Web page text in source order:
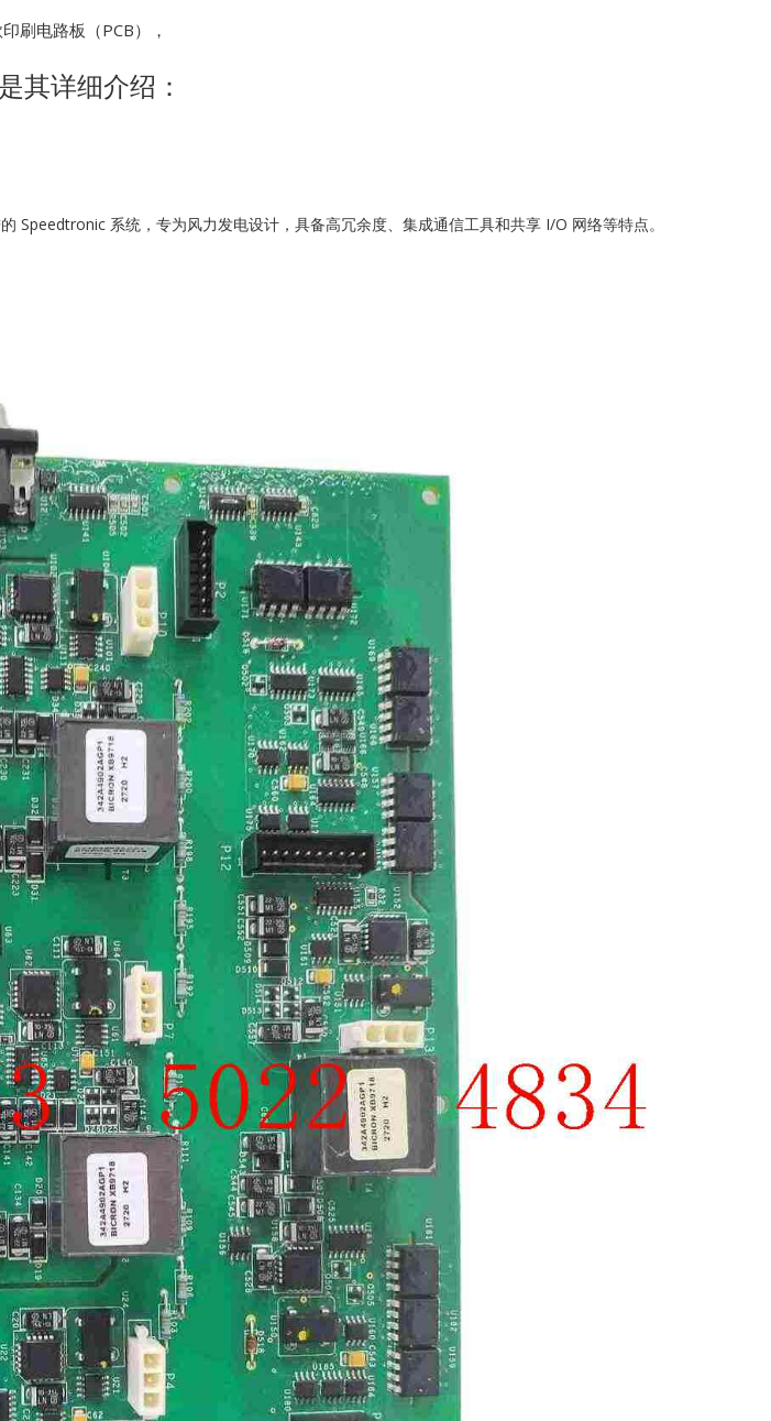
REXROTH
Vibro-meter
WATLOW ANAFAZE
WOODWARD
刷电路板（PCB），
其详细介绍：
Speedtronic 系统，专为风力发电设计，具备高冗余度、集成通信工具和共享 I/O 网络等特点。